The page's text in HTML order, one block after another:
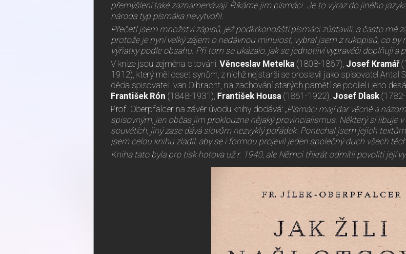
přemýšlení také zaznamenávají. Říkáme jim písmáci. Je to výraz do jiného
národa typ písmáka nevytvořil.
Přečetl jsem množství zápisů, jež podkrkonošští písmáci zůstavili, a často mě
protože je nyní velký zájem o nedávnou minulost, vybral jsem z rukopisů, co by
výňatky podle obsahu. Při tom se ukázalo, jak se jednotliví vypravěči doplňují a
V knize jsou zejména citováni: Věnceslav Metelka (1808-1867), Josef Kramář
1912), který měl deset synům, z nichž nejstarší se proslavil jako spisovatel Antal
děda spisovatel Ivan Olbracht, na zachování starých pamětí se podílel i jeho
František Rón (1848-1931), František Housa (1861-1922), Josef Dlask
Prof. Oberpfalcer na závěr úvodu knihy dodává: „Písmáci mají dar věcně a
spisovným, jen občas jim proklouzne nějaký provincialismus. Některý si libuje
souvětích, jiný zase dává slovům nezvyklý pořádek. Ponechal jsem jejich
jsem celou knihu zladil, aby se i formou projevil jeden společný duch všech
Kniha tato byla pro tisk hotova už r. 1940, ale Němci třikrát odmítli povoliti její